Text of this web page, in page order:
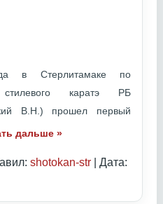
в Стерлитамаке по
каратэ РБ
В.Н.) прошел первый
дальше »
shotokan-str | Дата: